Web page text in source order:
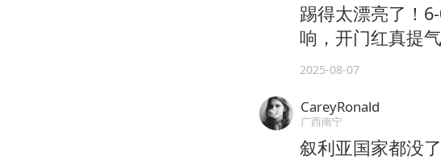
踢得太漂亮了！
响，开门红真提气
2025-08-07
CareyRonald
广西南宁
叙利亚国家都没